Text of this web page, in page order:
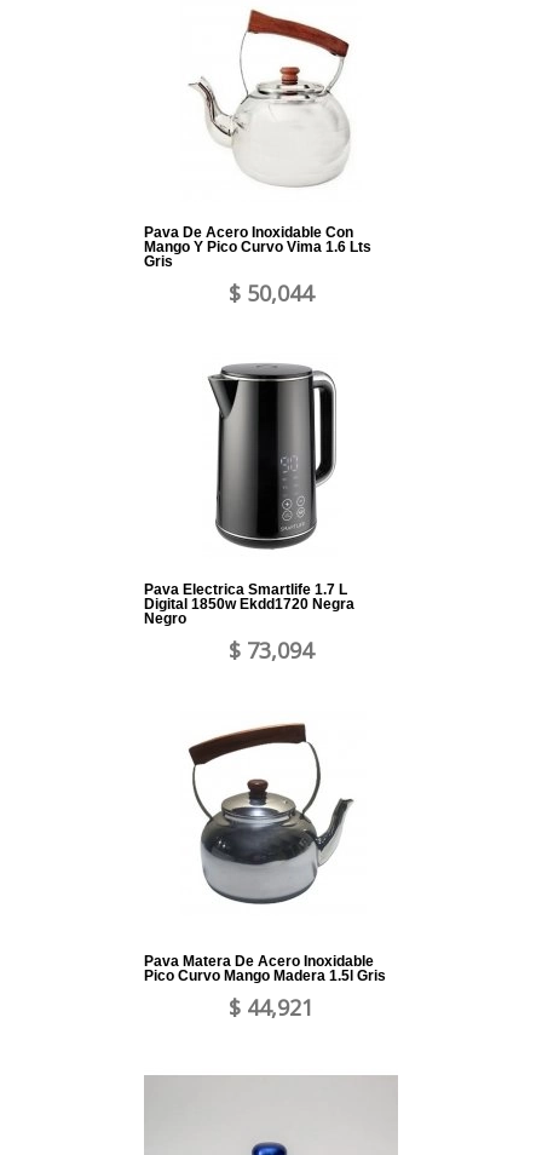
Pava De Acero Inoxidable Con
Mango Y Pico Curvo Vima 1.6 Lts
Gris
$ 50,044
Pava Electrica Smartlife 1.7 L
Digital 1850w Ekdd1720 Negra
Negro
$ 73,094
Pava Matera De Acero Inoxidable
Pico Curvo Mango Madera 1.5l Gris
$ 44,921